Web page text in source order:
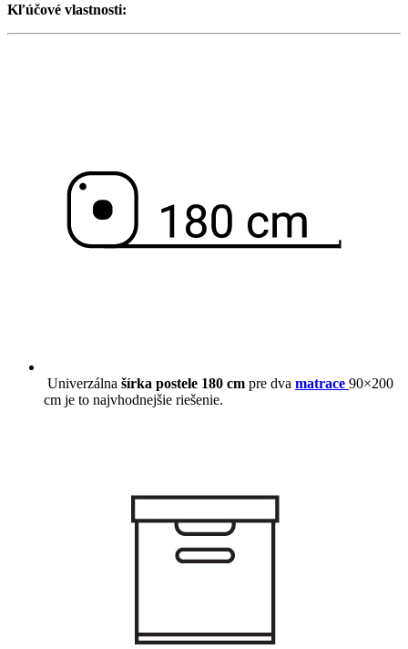
Kľúčové vlastnosti:
Univerzálna šírka postele 180 cm pre dva matrace 90×200
cm je to najvhodnejšie riešenie.